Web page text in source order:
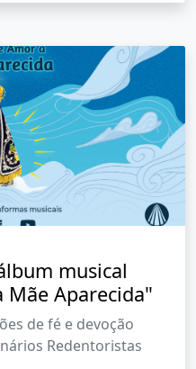
musical
Mãe Aparecida"
de fé e devoção
Redentoristas